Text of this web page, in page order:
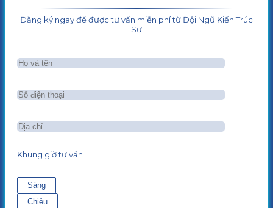
Đăng ký ngay để được tư vấn miễn phí từ Đội Ngũ Kiến Trúc
Sư
Khung giờ tư vấn
Sáng
Chiều